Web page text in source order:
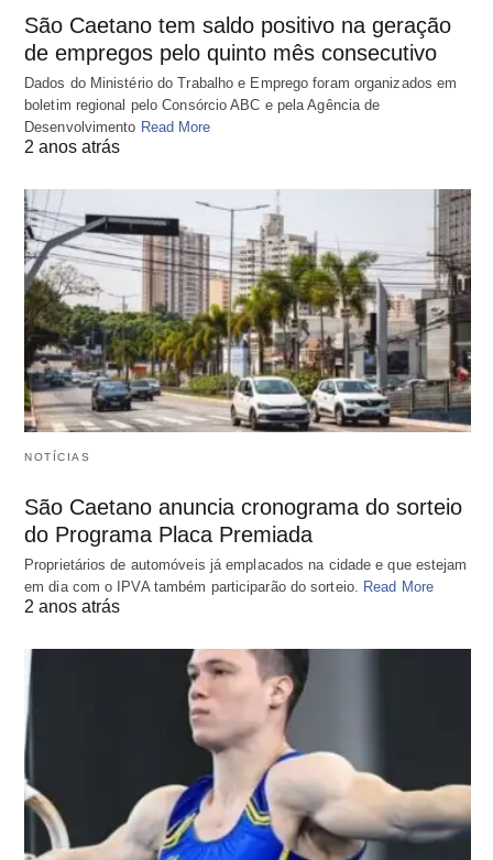
São Caetano tem saldo positivo na geração
de empregos pelo quinto mês consecutivo
Dados do Ministério do Trabalho e Emprego foram organizados em
boletim regional pelo Consórcio ABC e pela Agência de
Desenvolvimento Read More
2 anos atrás
NOTÍCIAS
São Caetano anuncia cronograma do sorteio
do Programa Placa Premiada
Proprietários de automóveis já emplacados na cidade e que estejam
em dia com o IPVA também participarão do sorteio. Read More
2 anos atrás